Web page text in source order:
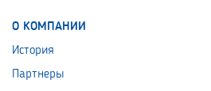
О КОМПАНИИ
История
Партнеры